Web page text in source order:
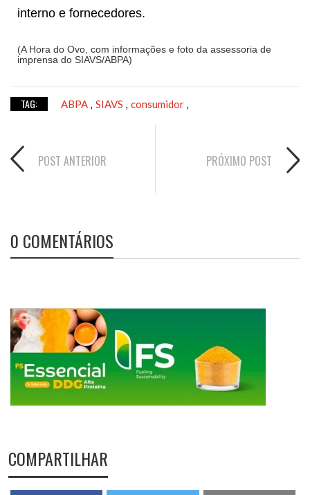
interno e fornecedores.
(A Hora do Ovo, com informações e foto da assessoria de
imprensa do SIAVS/ABPA)
TAG: ABPA , SIAVS , consumidor ,
POST ANTERIOR PRÓXIMO POST
0 COMENTÁRIOS
COMPARTILHAR